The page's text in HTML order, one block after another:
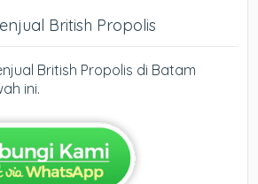
British Propolis
British Propolis di Batam
ini.